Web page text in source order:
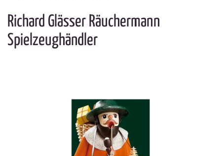
Richard Glässer Räuchermann
Spielzeughändler